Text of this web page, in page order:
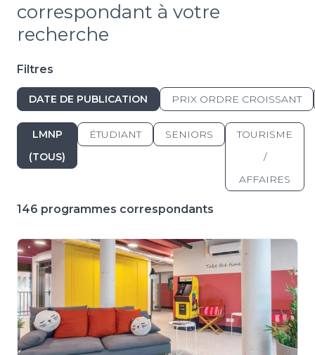
correspondant à votre
recherche
Filtres
DATE DE PUBLICATION PRIX ORDRE CROISSANT
LMNP
(TOUS)
ÉTUDIANT SENIORS
TOURISME
/
AFFAIRES
146 programmes correspondants